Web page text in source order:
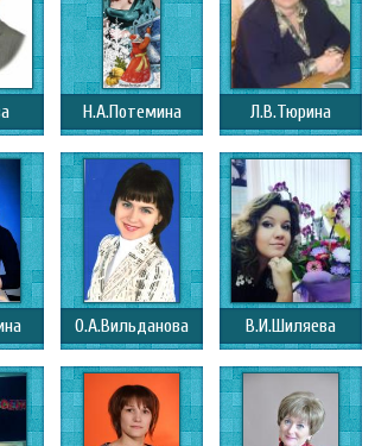
Н.А.Потемина Л.В.Тюрина
О.А.Вильданова В.И.Шиляева